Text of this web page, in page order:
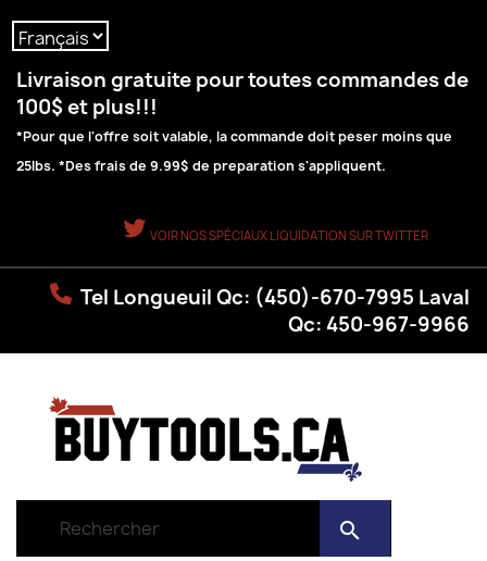
Livraison gratuite pour toutes commandes de
100$ et plus!!!
*Pour que l'offre soit valable, la commande doit peser moins que
25lbs. *Des frais de 9.99$ de preparation s'appliquent.
VOIR NOS SPÉCIAUX LIQUIDATION SUR TWITTER
Tel Longueuil Qc: (450)-670-7995 Laval
Qc: 450-967-9966
search